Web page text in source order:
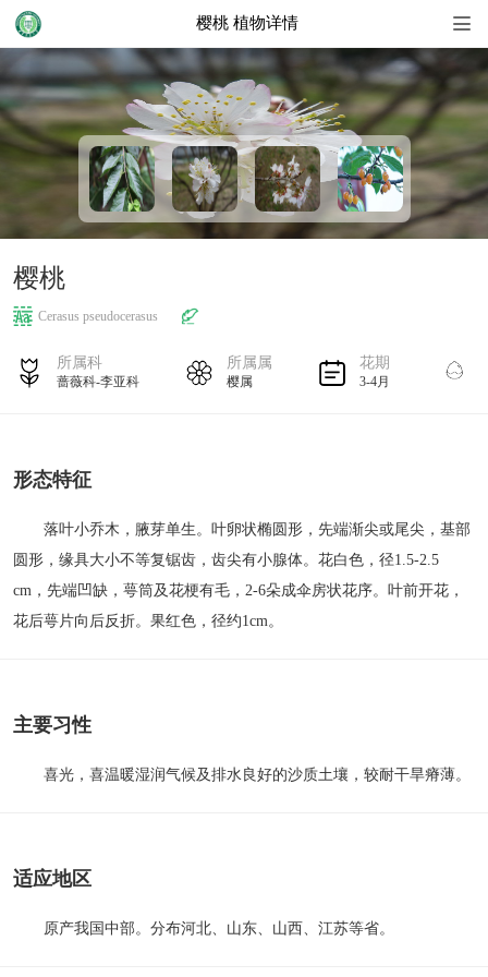
樱桃 植物详情
首页
地图
植物名录
植物花历
植物搜索
樱桃
Cerasus pseudocerasus
所属科
蔷薇科-李亚科
所属属
樱属
花期
3-4月
形态特征
落叶小乔木，腋芽单生。叶卵状椭圆形，先端渐尖或尾尖，基部
圆形，缘具大小不等复锯齿，齿尖有小腺体。花白色，径1.5-2.5
cm，先端凹缺，萼筒及花梗有毛，2-6朵成伞房状花序。叶前开花，
花后萼片向后反折。果红色，径约1cm。
主要习性
喜光，喜温暖湿润气候及排水良好的沙质土壤，较耐干旱瘠薄。
适应地区
原产我国中部。分布河北、山东、山西、江苏等省。